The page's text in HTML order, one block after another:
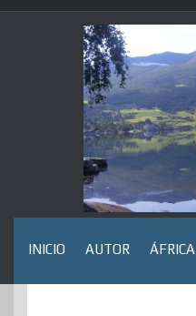
Saltar
INICIO AUTOR ÁFRICA